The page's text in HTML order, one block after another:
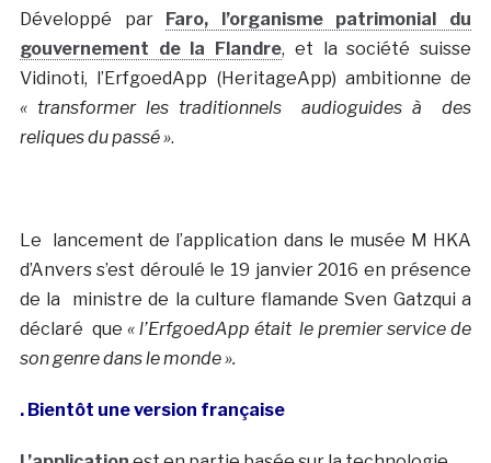
Développé par Faro, l’organisme patrimonial du
gouvernement de la Flandre, et la société suisse
Vidinoti, l’ErfgoedApp (HeritageApp) ambitionne de
« transformer les traditionnels audioguides à des
reliques du passé ».
Le lancement de l’application dans le musée M HKA
d’Anvers s’est déroulé le 19 janvier 2016 en présence
de la ministre de la culture flamande Sven Gatzqui a
déclaré que « l’ErfgoedApp était le premier service de
son genre dans le monde ».
. Bientôt une version française